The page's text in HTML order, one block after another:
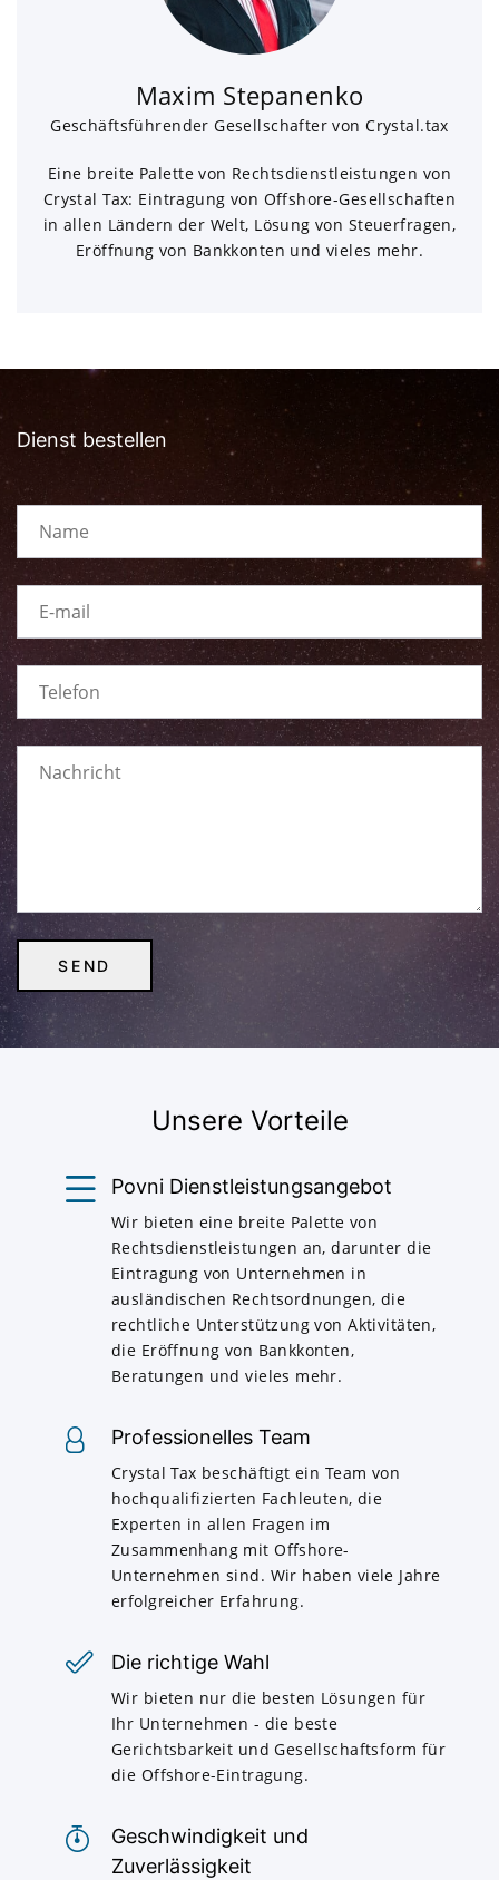
Maxim Stepanenko
Geschäftsführender Gesellschafter von Crystal.tax
Eine breite Palette von Rechtsdienstleistungen von
Crystal Tax: Eintragung von Offshore-Gesellschaften
in allen Ländern der Welt, Lösung von Steuerfragen,
Eröffnung von Bankkonten und vieles mehr.
Dienst bestellen
Unsere Vorteile
Povni Dienstleistungsangebot
Wir bieten eine breite Palette von
Rechtsdienstleistungen an, darunter die
Eintragung von Unternehmen in
ausländischen Rechtsordnungen, die
rechtliche Unterstützung von Aktivitäten,
die Eröffnung von Bankkonten,
Beratungen und vieles mehr.
Professionelles Team
Crystal Tax beschäftigt ein Team von
hochqualifizierten Fachleuten, die
Experten in allen Fragen im
Zusammenhang mit Offshore-
Unternehmen sind. Wir haben viele Jahre
erfolgreicher Erfahrung.
Die richtige Wahl
Wir bieten nur die besten Lösungen für
Ihr Unternehmen - die beste
Gerichtsbarkeit und Gesellschaftsform für
die Offshore-Eintragung.
Geschwindigkeit und
Zuverlässigkeit